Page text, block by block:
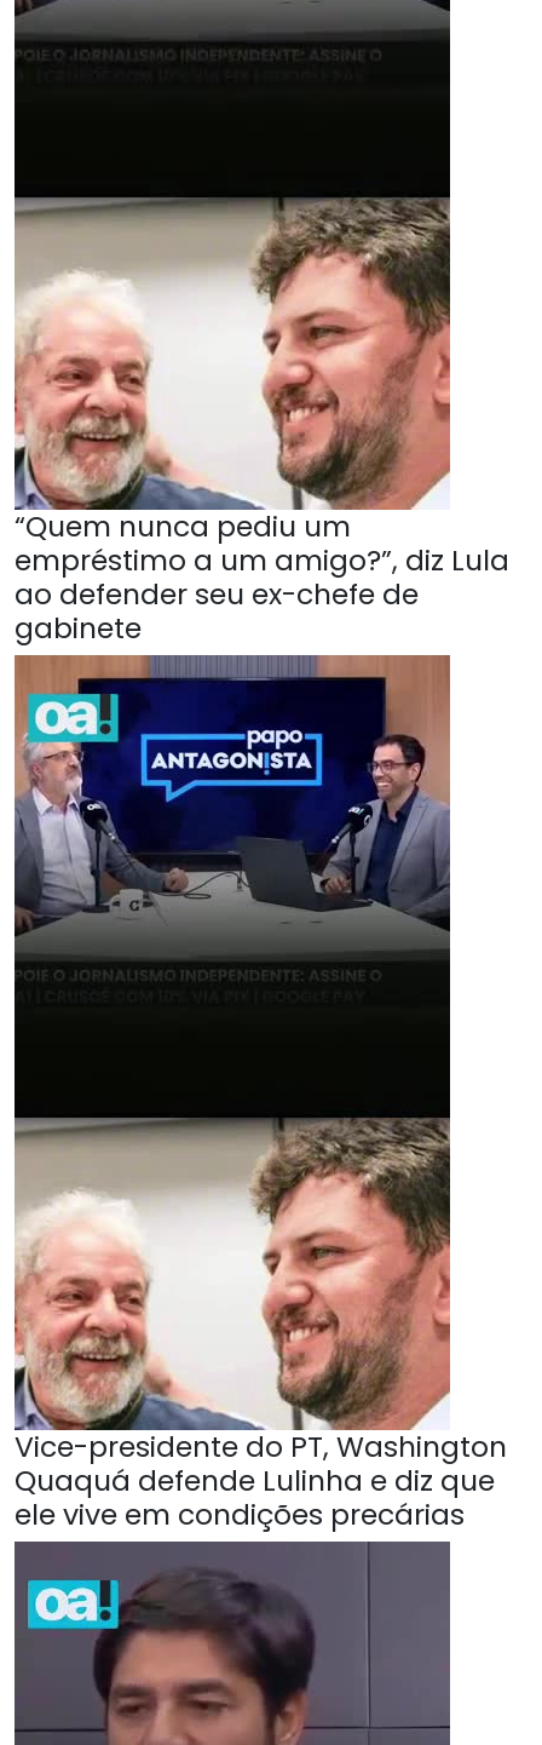
“Quem nunca pediu um
empréstimo a um amigo?”, diz Lula
ao defender seu ex-chefe de
gabinete
Vice-presidente do PT, Washington
Quaquá defende Lulinha e diz que
ele vive em condições precárias